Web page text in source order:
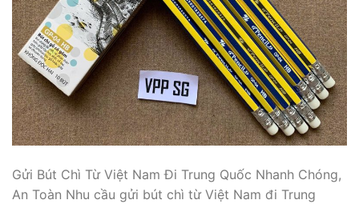
Gửi Bút Chì Từ Việt Nam Đi Trung Quốc Nhanh Chóng,
An Toàn Nhu cầu gửi bút chì từ Việt Nam đi Trung